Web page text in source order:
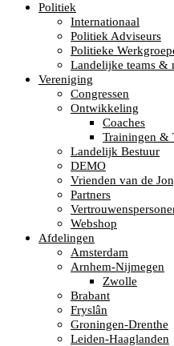
Politiek
Internationaal
Politiek Adviseurs
Politieke
Landelijke teams &
Vereniging
Congressen
Ontwikkeling
Coaches
Trainingen &
Landelijk Bestuur
DEMO
Vrienden van de
Partners
Webshop
Afdelingen
Amsterdam
Arnhem-Nijmegen
Zwolle
Brabant
Fryslân
Groningen-Drenthe
Leiden-Haaglanden